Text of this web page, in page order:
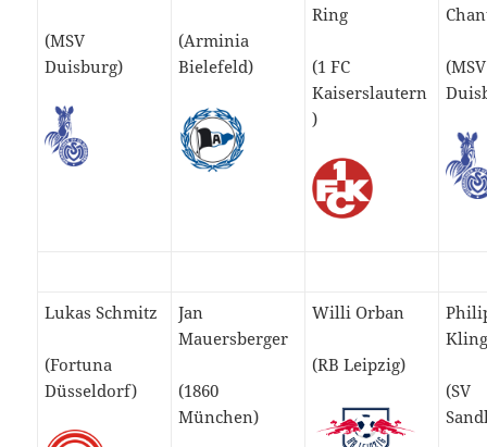
(MSV
Duisburg)
(Arminia
Bielefeld)
Ring
(1 FC
Kaiserslautern
)
(MSV
Lukas Schmitz
(Fortuna
Düsseldorf)
Jan
Mauersberger
(1860
München)
Willi Orban
(RB Leipzig)
(SV